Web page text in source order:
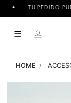
TU PEDIDO PUEDE
☰
HOME